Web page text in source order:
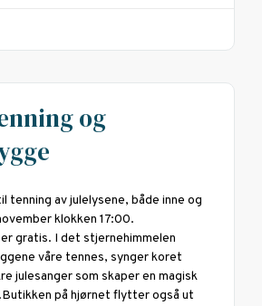
og
tenning av julelysene, både inne og
klokken 17:00.
gratis. I det stjernehimmelen
våre tennes, synger koret
julesanger som skaper en magisk
på hjørnet flytter også ut